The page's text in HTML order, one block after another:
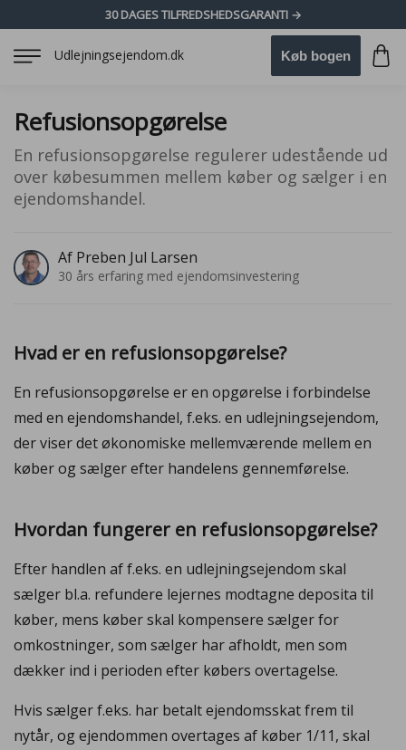
30 DAGES TILFREDSHEDSGARANTI →
Udlejningsejendom.dk Køb bogen
Refusionsopgørelse
En refusionsopgørelse regulerer udestående ud
over købesummen mellem køber og sælger i en
ejendomshandel.
Af Preben Jul Larsen
30 års erfaring med ejendomsinvestering
Hvad er en refusionsopgørelse?
En refusionsopgørelse er en opgørelse i forbindelse
med en ejendomshandel, f.eks. en udlejningsejendom,
der viser det økonomiske mellemværende mellem en
køber og sælger efter handelens gennemførelse.
Hvordan fungerer en refusionsopgørelse?
Efter handlen af f.eks. en udlejningsejendom skal
sælger bl.a. refundere lejernes modtagne deposita til
køber, mens køber skal kompensere sælger for
omkostninger, som sælger har afholdt, men som
dækker ind i perioden efter købers overtagelse.
Hvis sælger f.eks. har betalt ejendomsskat frem til
nytår, og ejendommen overtages af køber 1/11, skal